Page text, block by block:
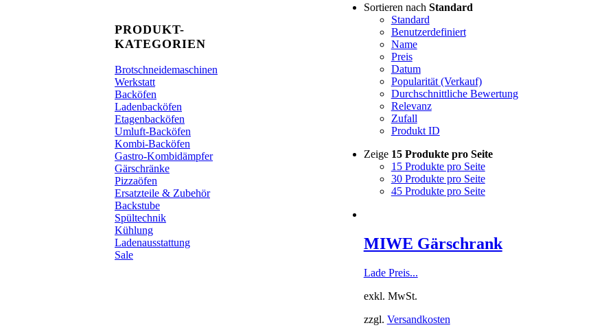
Sortieren nach Standard
Standard
Benutzerdefiniert
Name
Preis
Datum
Popularität (Verkauf)
Durchschnittliche Bewertung
Relevanz
Zufall
Produkt ID
Zeige 15 Produkte pro Seite
15 Produkte pro Seite
30 Produkte pro Seite
45 Produkte pro Seite
MIWE Gärschrank
Lade Preis...
exkl. MwSt.
zzgl. Versandkosten
PRODUKT-
KATEGORIEN
Brotschneidemaschinen
Werkstatt
Backöfen
Ladenbacköfen
Etagenbacköfen
Umluft-Backöfen
Kombi-Backöfen
Gastro-Kombidämpfer
Gärschränke
Pizzaöfen
Ersatzteile & Zubehör
Backstube
Spültechnik
Kühlung
Ladenausstattung
Sale